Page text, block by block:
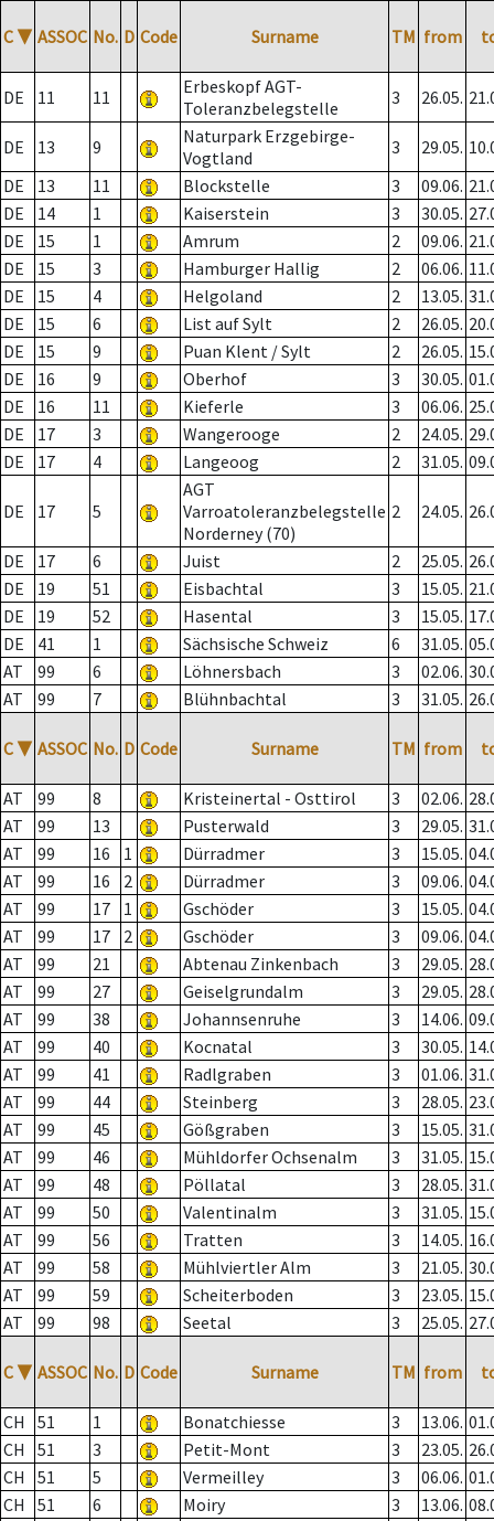
C ▼ ASSOC No. D Code Surname TM from
DE 11 11
Erbeskopf AGT-
Toleranzbelegstelle
3 26.05.
DE 13 9
Naturpark Erzgebirge-
Vogtland
3 29.05.
DE
13 11 Blockstelle 3 09.06.
DE
14 1 Kaiserstein 3 30.05.
DE
15 1 Amrum 2 09.06.
DE
15 3 Hamburger Hallig 2 06.06.
DE
15 4 Helgoland 2 13.05.
DE
15 6 List auf Sylt 2 26.05.
DE
15 9 Puan Klent / Sylt 2 26.05.
DE
16 9 Oberhof 3 30.05.
DE
16 11 Kieferle 3 06.06.
DE
17 3 Wangerooge 2 24.05.
DE
17 4 Langeoog 2 31.05.
DE 17 5
AGT
Varroatoleranzbelegstelle
Norderney (70)
2 24.05.
DE 17 6 Juist 2 25.05.
DE
19 51 Eisbachtal 3 15.05.
DE
19 52 Hasental 3 15.05.
DE
41 1 Sächsische Schweiz 6 31.05.
AT
99 6 Löhnersbach 3 02.06.
AT
99 7 Blühnbachtal 3 31.05.
C ▼ ASSOC No. D Code Surname TM from
AT 99 8 Kristeinertal - Osttirol 3 02.06.
AT
99 13 Pusterwald 3 29.05.
AT
99 16 1 Dürradmer 3 15.05.
AT
99 16 2 Dürradmer 3 09.06.
AT
99 17 1 Gschöder 3 15.05.
AT
99 17 2 Gschöder 3 09.06.
AT
99 21 Abtenau Zinkenbach 3 29.05.
AT
99 27 Geiselgrundalm 3 29.05.
AT
99 38 Johannsenruhe 3 14.06.
AT
99 40 Kocnatal 3 30.05.
AT
99 41 Radlgraben 3 01.06.
AT
99 44 Steinberg 3 28.05.
AT
99 45 Gößgraben 3 15.05.
AT
99 46 Mühldorfer Ochsenalm 3 31.05.
AT
99 48 Pöllatal 3 28.05.
AT
99 50 Valentinalm 3 31.05.
AT
99 56 Tratten 3 14.05.
AT
99 58 Mühlviertler Alm 3 21.05.
AT
99 59 Scheiterboden 3 23.05.
AT
99 98 Seetal 3 25.05.
C ▼ ASSOC No. D Code Surname TM from
CH 51 1 Bonatchiesse 3 13.06.
CH
51 3 Petit-Mont 3 23.05.
CH
51 5 Vermeilley 3 06.06.
CH
51 6 Moiry 3 13.06.